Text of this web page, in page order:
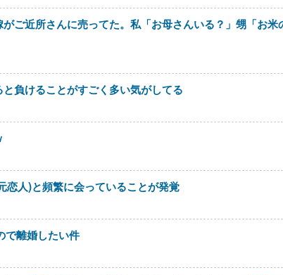
ご近所さんに売ってた。私「お母さんいる？」甥「お
負けることがすごく多い気がしてる
恋人)と頻繁に会っていることが発覚
で離婚したい件